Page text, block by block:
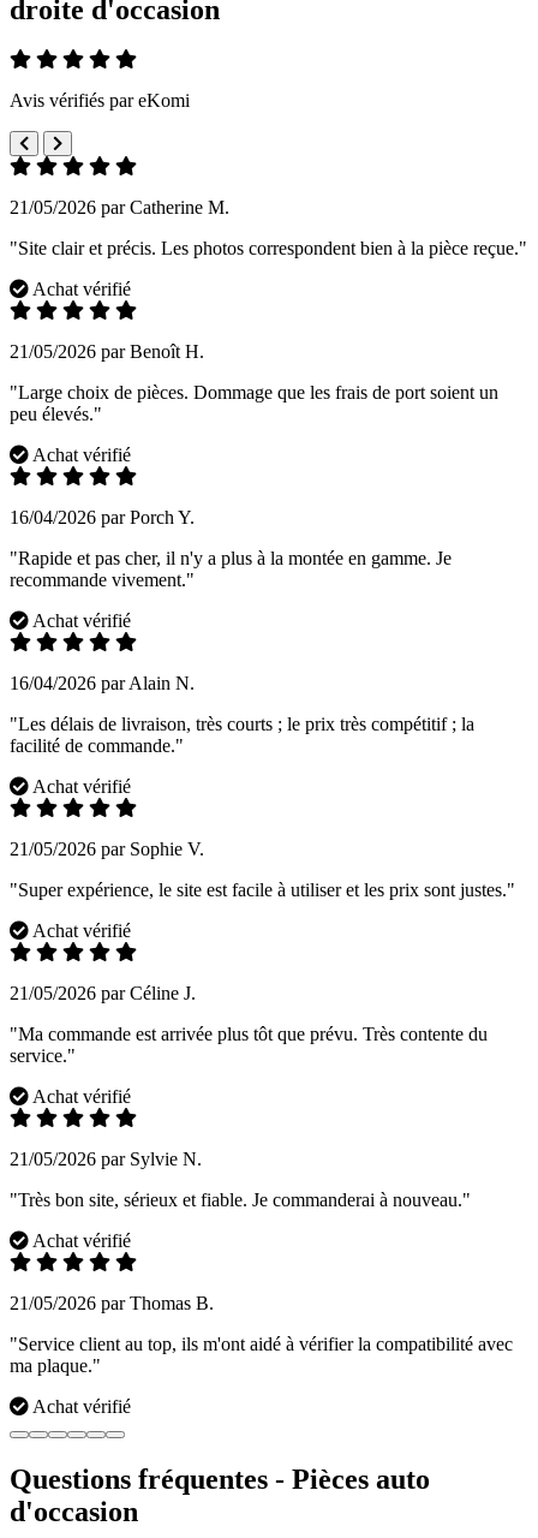
droite d'occasion
Avis vérifiés par eKomi
21/05/2026 par Catherine M.
"Site clair et précis. Les photos correspondent bien à la pièce reçue."
Achat vérifié
21/05/2026 par Benoît H.
"Large choix de pièces. Dommage que les frais de port soient un
peu élevés."
Achat vérifié
16/04/2026 par Porch Y.
"Rapide et pas cher, il n'y a plus à la montée en gamme. Je
recommande vivement."
Achat vérifié
16/04/2026 par Alain N.
"Les délais de livraison, très courts ; le prix très compétitif ; la
facilité de commande."
Achat vérifié
21/05/2026 par Sophie V.
"Super expérience, le site est facile à utiliser et les prix sont justes."
Achat vérifié
21/05/2026 par Céline J.
"Ma commande est arrivée plus tôt que prévu. Très contente du
service."
Achat vérifié
21/05/2026 par Sylvie N.
"Très bon site, sérieux et fiable. Je commanderai à nouveau."
Achat vérifié
21/05/2026 par Thomas B.
"Service client au top, ils m'ont aidé à vérifier la compatibilité avec
ma plaque."
Achat vérifié
Questions fréquentes - Pièces auto
d'occasion